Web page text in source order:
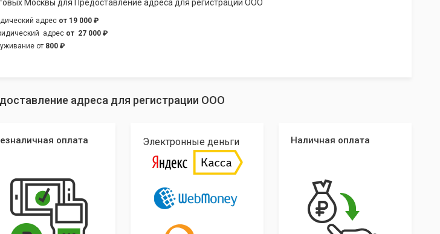
Москвы для Предоставление адреса для регистрации ООО
адрес от 19 000 ₽
адрес от 27 000 ₽
от 800 ₽
адреса для регистрации ООО
оплата Электронные деньги Наличная оплата